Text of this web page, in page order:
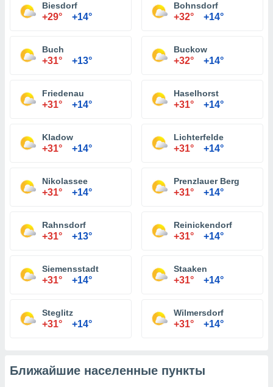
Biesdorf
+29° +14°
Bohnsdorf
+32° +14°
Buch
+31° +13°
Buckow
+32° +14°
Friedenau
+31° +14°
Haselhorst
+31° +14°
Kladow
+31° +14°
Lichterfelde
+31° +14°
Nikolassee
+31° +14°
Prenzlauer Berg
+31° +14°
Rahnsdorf
+31° +13°
Reinickendorf
+31° +14°
Siemensstadt
+31° +14°
Staaken
+31° +14°
Steglitz
+31° +14°
Wilmersdorf
+31° +14°
Ближайшие населенные пункты